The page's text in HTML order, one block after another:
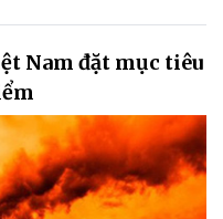
Nam đặt mục tiêu